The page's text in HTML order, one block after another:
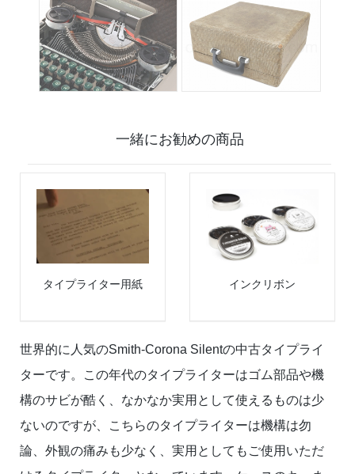
一緒にお勧めの商品
タイプライター用紙 インクリボン
世界的に人気のSmith-Corona Silentの中古タイプライ
ターです。この年代のタイプライターはゴム部品や機
構のサビが酷く、なかなか実用として使えるものは少
ないのですが、こちらのタイプライターは機構は勿
論、外観の痛みも少なく、実用としてもご使用いただ